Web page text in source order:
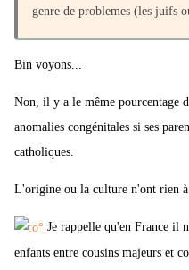
genre de problemes (les juifs
Bin voyons...
Non, il y a le même pourcentage
anomalies congénitales si ses
catholiques.
L'origine ou la culture n'ont rien
Je rappelle qu'en France il
enfants entre cousins majeurs et